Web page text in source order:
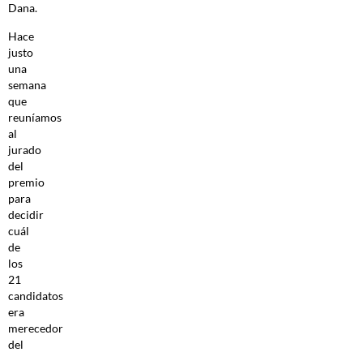
Dana.
Hace
justo
una
semana
que
reuníamos
al
jurado
del
premio
para
decidir
cuál
de
los
21
candidatos
era
merecedor
del